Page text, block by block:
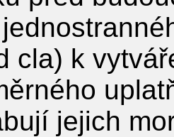
cla) k
jejich